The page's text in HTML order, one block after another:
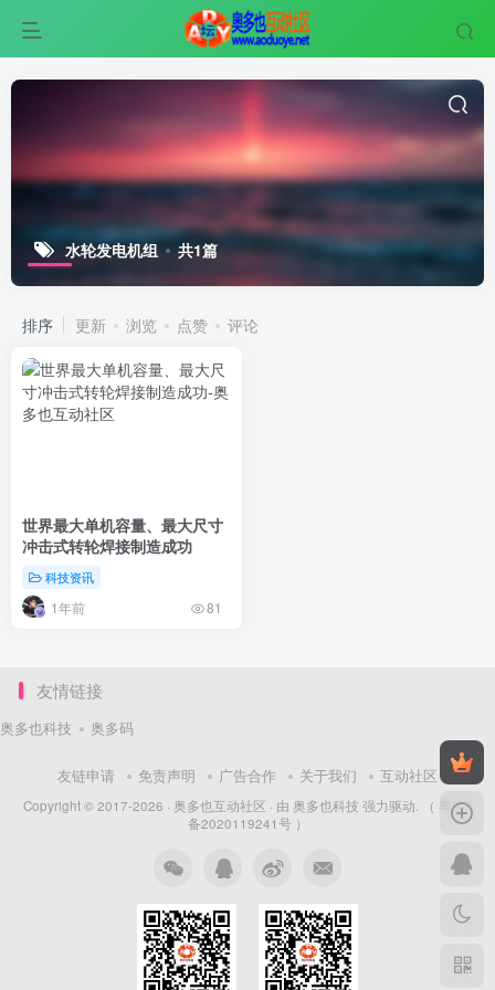
水轮发电机组 共1篇
排序 更新 浏览 点赞 评论
世界最大单机容量、最大尺寸
冲击式转轮焊接制造成功
科技资讯
1年前 81
友情链接
奥多也科技 奥多码
友链申请 免责声明 广告合作 关于我们 互动社区
Copyright © 2017-2026 · 奥多也互动社区 · 由 奥多也科技 强力驱动.
（ 粤ICP
备2020119241号 ）